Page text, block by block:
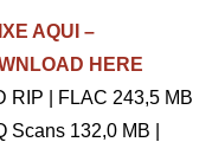
AQUI –
HERE
RIP | FLAC 243,5 MB
Scans 132,0 MB |